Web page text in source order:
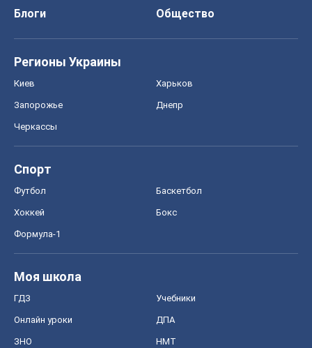
Блоги
Общество
Регионы Украины
Киев Харьков
Запорожье Днепр
Черкассы
Спорт
Футбол Баскетбол
Хоккей Бокс
Формула-1
Моя школа
ГДЗ Учебники
Онлайн уроки ДПА
ЗНО НМТ